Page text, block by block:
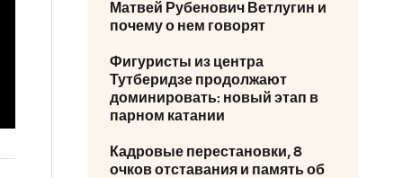
Матвей Рубенович Ветлугин и
почему о нем говорят
Фигуристы из центра
Тутберидзе продолжают
доминировать: новый этап в
парном катании
Кадровые перестановки, 8
очков отставания и память об